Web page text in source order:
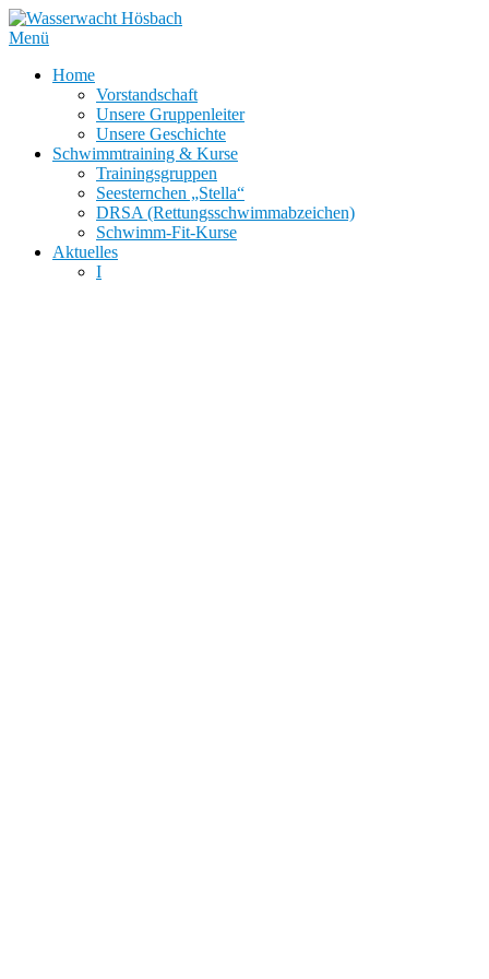
Zum
Inhalt
Menü
Home
Vorstandschaft
Unsere Gruppenleiter
Unsere Geschichte
Schwimmtraining & Kurse
Trainingsgruppen
Seesternchen „Stella“
DRSA (Rettungsschwimmabzeichen)
Schwimm-Fit-Kurse
Aktuelles
I